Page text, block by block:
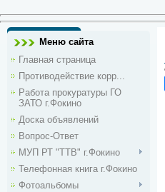
Меню сайта
Главная страница
Противодействие корр...
Работа прокуратуры ГО
ЗАТО г.Фокино
Доска объявлений
Вопрос-Ответ
МУП РТ "ТТВ" г.Фокино
Телефонная книга г.Фокино
Фотоальбомы